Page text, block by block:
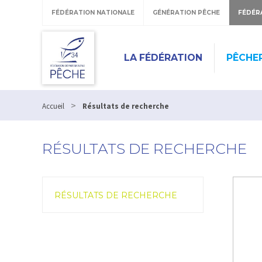
Panneau de gestion des cookies
FÉDÉRATION NATIONALE GÉNÉRATION PÊCHE
LA FÉDÉRATION
Accueil > Résultats de recherche
RÉSULTATS DE RECHERCHE
RÉSULTATS DE RECHERCHE